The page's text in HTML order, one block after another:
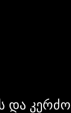
და კერძო